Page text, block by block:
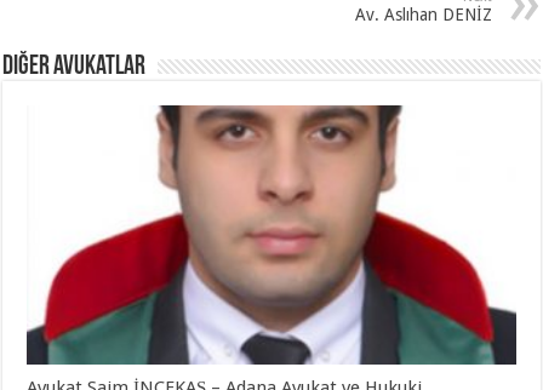
Av. Aslıhan DENİZ
Diğer Avukatlar